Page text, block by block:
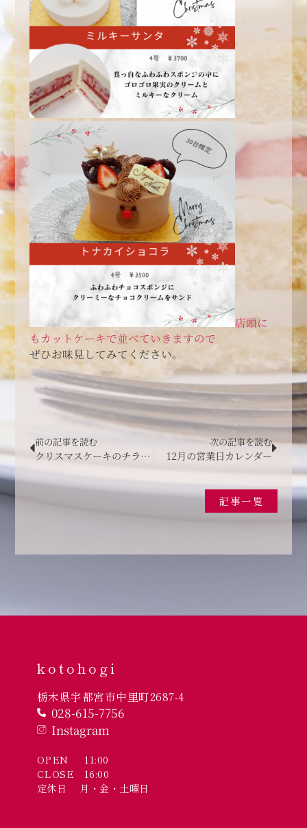
店頭に
もカットケーキで並べていきますので
ぜひお味見してみてください。
前の記事を読む
クリスマスケーキのチラシができました
次の記事を読む
12月の営業日カレンダー
記事一覧
kotohogi
栃木県宇都宮市中里町2687-4
028-615-7756
Instagram
OPEN 11:00
CLOSE 16:00
定休日 月・金・土曜日